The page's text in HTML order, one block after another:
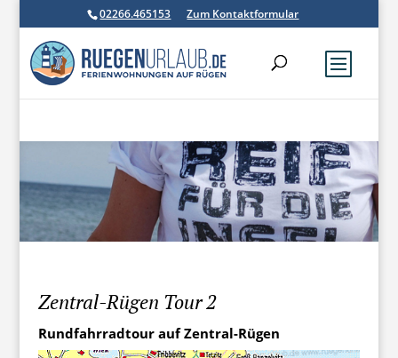
02266.465153 Zum Kontaktformular
Zentral-Rügen Tour 2
Rundfahrradtour auf Zentral-Rügen